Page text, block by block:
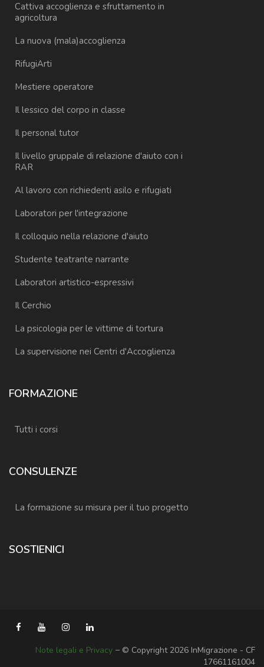
Cattiva accoglienza e sfruttamento in
agricoltura
La nuova (mala)accoglienza
RifugiArti
Mestiere operatore
Il lessico del corpo in classe
Il personal tutor
Il livello gruppale di relazione d'aiuto con i
RAR
Al lavoro con richiedenti asilo e rifugiati
Laboratori per l'integrazione
Il colloquio nella relazione d'aiuto
Studente teatrante narrante
Laboratori artistico-espressivi
Il Cerchio
La psicologia per le vittime di tortura
La supervisione nei Centri d'Accoglienza
FORMAZIONE
Tutti i corsi
CONSULENZE
La formazione su misura per il tuo progetto
SOSTIENICI
Note legali e Privacy − © Copyright 2026 InMigrazione - CF
17661161004